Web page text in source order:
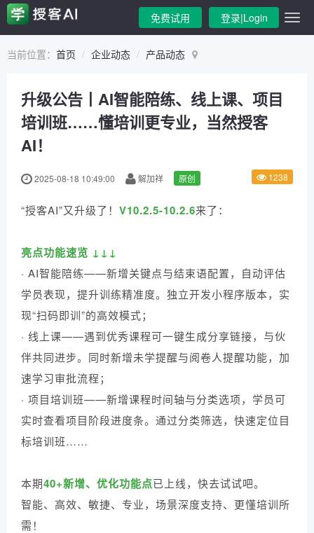
免费试用 登录|Login
当前位置： 首页 企业动态 产品动态
升级公告丨AI智能陪练、线上课、项目
培训班……懂培训更专业，当然授客
AI！
2025-08-18 10:49:00 解加祥 原创 1238
“授客AI”又升级了！ V10.2.5-10.2.6来了：
亮点功能速览 ↓↓↓
· AI智能陪练——新增关键点与结束语配置，自动评估
学员表现，提升训练精准度。独立开发小程序版本，实
现“扫码即训”的高效模式；
· 线上课——遇到优秀课程可一键生成分享链接，与伙
伴共同进步。同时新增未学提醒与阅卷人提醒功能，加
速学习审批流程；
· 项目培训班——新增课程时间轴与分类选项，学员可
实时查看项目阶段进度条。通过分类筛选，快速定位目
标培训班……
本期40+新增、优化功能点已上线，快去试试吧。
智能、高效、敏捷、专业，场景深度支持、更懂培训所
需！